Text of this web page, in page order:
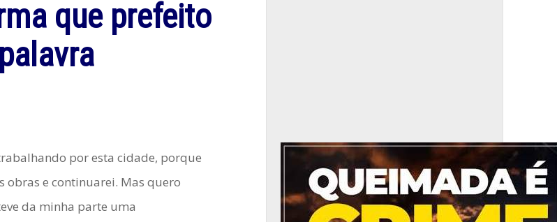
que prefeito
por esta cidade, porque
obras e continuarei. Mas quero
da minha parte uma